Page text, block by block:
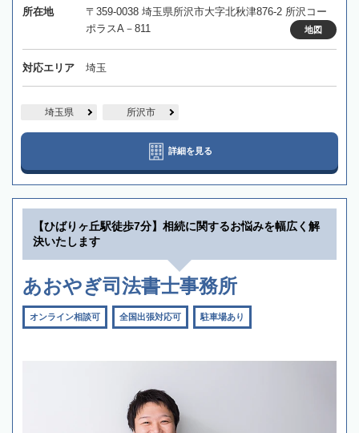
所在地
〒359-0038 埼玉県所沢市大字北秋津876-2 所沢コー
ポラスA－811
地図
対応エリア 埼玉
埼玉県 所沢市
詳細を見る
【ひばりヶ丘駅徒歩7分】相続に関するお悩みを幅広く解
決いたします
あおやぎ司法書士事務所
オンライン相談可 全国出張対応可 駐車場あり